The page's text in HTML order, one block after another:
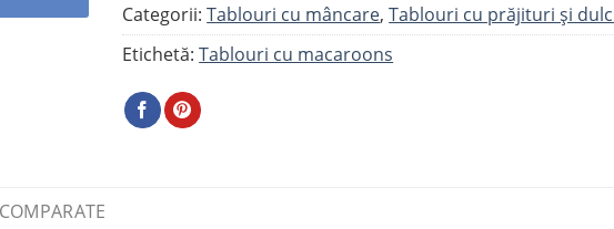
Categorii:Tablouri cu mâncare,Tablouri cu prăjituri şi
Etichetă:Tablouri cu macaroons